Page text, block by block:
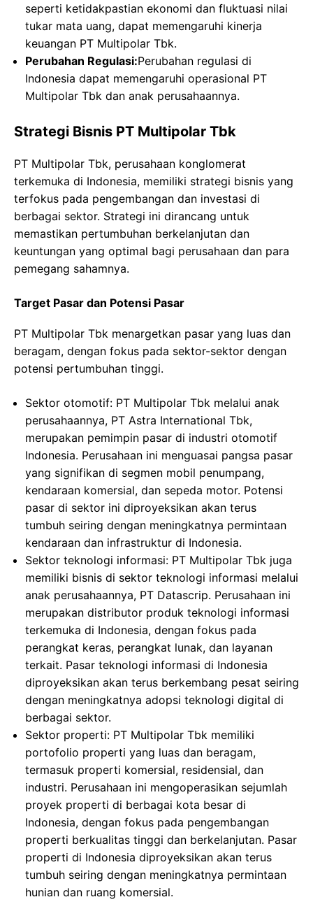
seperti ketidakpastian ekonomi dan fluktuasi nilai
tukar mata uang, dapat memengaruhi kinerja
keuangan PT Multipolar Tbk.
Perubahan Regulasi:Perubahan regulasi di
Indonesia dapat memengaruhi operasional PT
Multipolar Tbk dan anak perusahaannya.
Strategi Bisnis PT Multipolar Tbk
PT Multipolar Tbk, perusahaan konglomerat
terkemuka di Indonesia, memiliki strategi bisnis yang
terfokus pada pengembangan dan investasi di
berbagai sektor. Strategi ini dirancang untuk
memastikan pertumbuhan berkelanjutan dan
keuntungan yang optimal bagi perusahaan dan para
pemegang sahamnya.
Target Pasar dan Potensi Pasar
PT Multipolar Tbk menargetkan pasar yang luas dan
beragam, dengan fokus pada sektor-sektor dengan
potensi pertumbuhan tinggi.
Sektor otomotif: PT Multipolar Tbk melalui anak
perusahaannya, PT Astra International Tbk,
merupakan pemimpin pasar di industri otomotif
Indonesia. Perusahaan ini menguasai pangsa pasar
yang signifikan di segmen mobil penumpang,
kendaraan komersial, dan sepeda motor. Potensi
pasar di sektor ini diproyeksikan akan terus
tumbuh seiring dengan meningkatnya permintaan
kendaraan dan infrastruktur di Indonesia.
Sektor teknologi informasi: PT Multipolar Tbk juga
memiliki bisnis di sektor teknologi informasi melalui
anak perusahaannya, PT Datascrip. Perusahaan ini
merupakan distributor produk teknologi informasi
terkemuka di Indonesia, dengan fokus pada
perangkat keras, perangkat lunak, dan layanan
terkait. Pasar teknologi informasi di Indonesia
diproyeksikan akan terus berkembang pesat seiring
dengan meningkatnya adopsi teknologi digital di
berbagai sektor.
Sektor properti: PT Multipolar Tbk memiliki
portofolio properti yang luas dan beragam,
termasuk properti komersial, residensial, dan
industri. Perusahaan ini mengoperasikan sejumlah
proyek properti di berbagai kota besar di
Indonesia, dengan fokus pada pengembangan
properti berkualitas tinggi dan berkelanjutan. Pasar
properti di Indonesia diproyeksikan akan terus
tumbuh seiring dengan meningkatnya permintaan
hunian dan ruang komersial.